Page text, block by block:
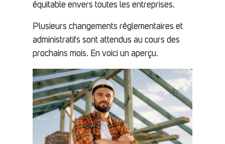
équitable envers toutes les entreprises.
Plusieurs changements réglementaires et
administratifs sont attendus au cours des
prochains mois. En voici un aperçu.